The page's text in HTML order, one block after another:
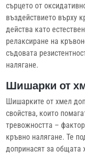
сърцето от
въздействието върху
действа като
релаксиране на
съдовата
налягане.
Шишарки от
Шишарките от хмел
свойства, които
тревожността –
кръвно налягане. Те
допринасят за общата